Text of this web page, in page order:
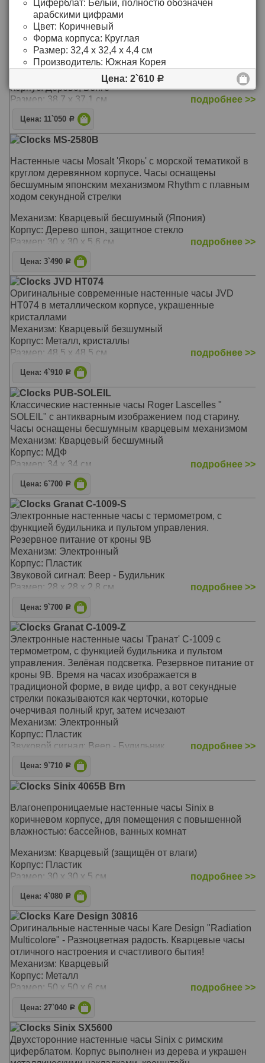
Clocks Progetti 019050WE
Кварцевые настенны часы Progetti от итальянского
дизайнера Alberto Sala , нарочитая «небрежность»
циферблата напоминающего срез пенька, лишь
подчёркивает оригинальность исполнения этих
Корпус: Дерево, Венге
Размер: 38,7 х 37,1 см
подробнее >>
Цена: 11`050 Р
Clocks MS-2580B
Настенные часы Mosalt 'Якорь' с морской тематикой в
круглом деревянном корпусе. Часы оснащены
бесшумным японским механизмом Rhythm с плавным
ходом секундной стрелки
Механизм: Кварцевый бесшумный (Япония)
Корпус: Дерево шпон, защитное стекло
Размер: 30 х 30 х 5,6 см
подробнее >>
Цена: 3`490 Р
Clocks JVD HT074
Оригинальные современные настенные часы JVD
HT074 в металлическом корпусе, украшенные
кристаллами
Механизм: Кварцевый безшумный
Корпус: Металл, кристаллы
Размер: 48,5 х 48,5 см
подробнее >>
Цена: 4`910 Р
Clocks PUB-SOLEIL
Классические настенные часы Roger Lascelles "
SOLEIL" с антикварным изображением под старину.
Часы оснащены бесшумным кварцевым механизмом
Механизм: Кварцевый бесшумный
Корпус: МДФ
Размер: 34 х 34 см
подробнее >>
Цена: 6`700 Р
Clocks Granat C-1009-S
Электронные настенные часы с термометром, с
функцией будильника и пультом управления.
Резервное питание от кроны 9В
Механизм: Электронный
Корпус: Пластик
Звуковой сигнал: Beep - Будильник
Размер: 28 x 28 x 2,8 см
подробнее >>
Цена: 9`700 Р
Clocks Granat C-1009-Z
Электронные настенные часы 'Гранат' С-1009 с
термометром, с функцией будильника и пультом
управления. Зелёная подсветка. Резервное питание от
кроны 9В. Время на часах изображается в
традиционой форме, в виде цифр, а вот секундные
стрелки показываются как черточки, которые
очерчивая полный круг, затем исчезают
Механизм: Электронный
Корпус: Пластик
Звуковой сигнал: Beep - Будильник
Размер: 28 x 28 x 2,8 см
подробнее >>
Цена: 9`710 Р
Clocks Sinix 4065B Brn
Влагонепроницаемые настенные часы Sinix в
коричневом корпусе, для помещения с повышенной
влажностью: бассейнов, ванных комнат
Механизм: Кварцевый (защищён от влаги)
Корпус: Пластик
Размер: 30 х 30 х 5 см
подробнее >>
Цена: 4`080 Р
Clocks Kare Design 30816
Оригинальные настенные часы Kare Design "Radiation
Multicolore" - Разноцветная радость. Кварцевые часы
отличного настроения и счастливого бытия!
Механизм: Кварцевый
Корпус: Металл
Размер: 50 х 50 х 6 см
подробнее >>
Цена: 27`040 Р
Clocks Sinix SX5600
Двухсторонние настенные часы Sinix с римским
циферблатом. Корпус выполнен из дерева и украшен
Циферблат: Белый, полностю обозначен
арабскими цифрами
Цвет: Коричневый
Форма корпуса: Круглая
Размер: 32,4 x 32,4 х 4,4 см
Производитель: Южная Корея
Цена: 2`610 Р